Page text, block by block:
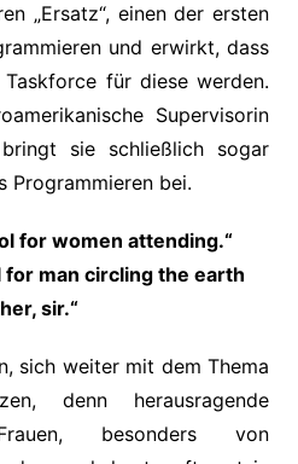
„Ersatz“, einen der ersten
und erwirkt, dass
für diese werden.
Supervisorin
sie schließlich sogar
Programmieren bei.
for women attending.“
for man circling the earth
sir.“
sich weiter mit dem Thema
denn herausragende
besonders von